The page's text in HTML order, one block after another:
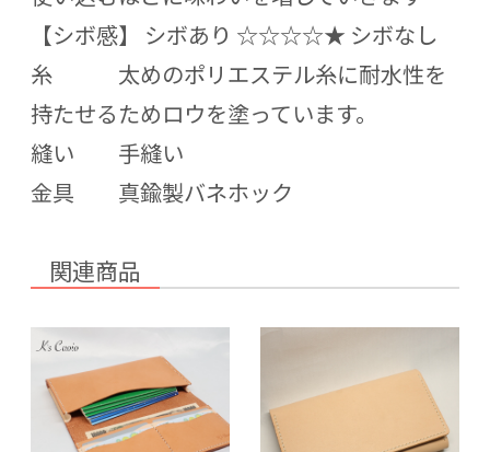
【シボ感】 シボあり ☆☆☆☆★ シボなし
糸 太めのポリエステル糸に耐水性を
持たせるためロウを塗っています。
縫い 手縫い
金具 真鍮製バネホック
関連商品